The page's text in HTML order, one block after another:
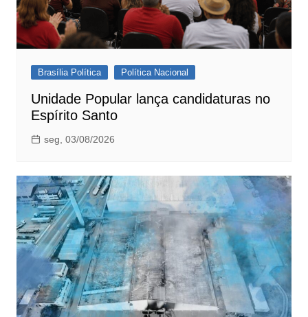
Brasília Política Política Nacional
Unidade Popular lança candidaturas no
Espírito Santo
seg, 03/08/2026